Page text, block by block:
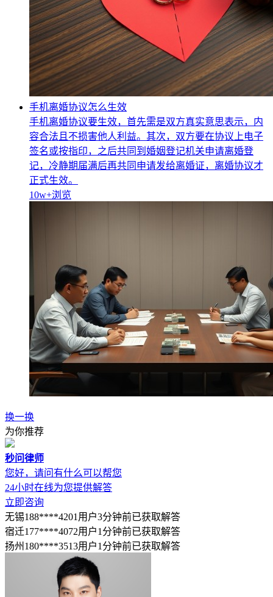
手机离婚协议怎么生效
手机离婚协议要生效，首先需是双方真实意思表示，内
容合法且不损害他人利益。其次，双方要在协议上电子
签名或按指印，之后共同到婚姻登记机关申请离婚登
记，冷静期届满后再共同申请发给离婚证，离婚协议才
正式生效。
10w+浏览
换一换
为你推荐
秒问律师
您好，请问有什么可以帮您
24小时在线为您提供解答
立即咨询
无锡188****4201用户3分钟前已获取解答
宿迁177****4072用户1分钟前已获取解答
扬州180****3513用户1分钟前已获取解答